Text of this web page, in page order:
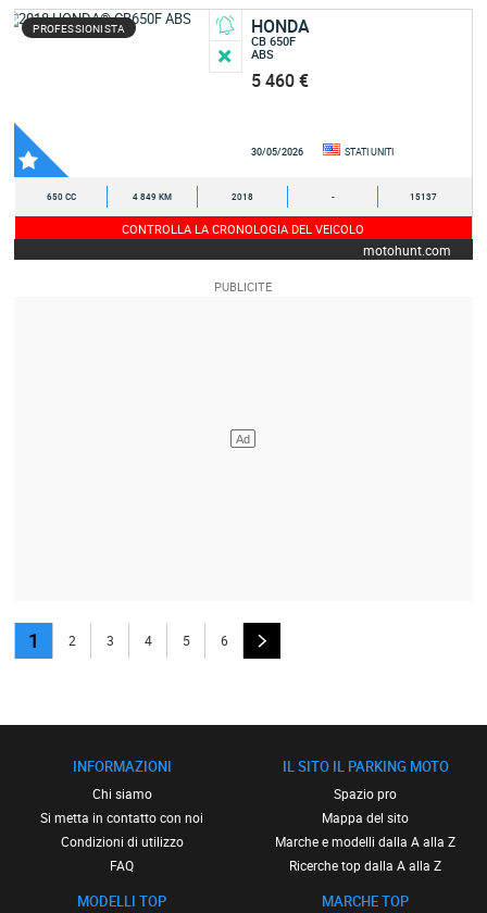
PROFESSIONISTA HONDA
CB 650F
ABS
5 460 €
30/05/2026 STATI UNITI
650 CC 4 849 KM 2018 - 15137
CONTROLLA LA CRONOLOGIA DEL VEICOLO
motohunt.com
1 2 3 4 5 6
INFORMAZIONI
Chi siamo
Si metta in contatto con noi
Condizioni di utilizzo
FAQ
MODELLI TOP
IL SITO IL PARKING MOTO
Spazio pro
Mappa del sito
Marche e modelli dalla A alla Z
Ricerche top dalla A alla Z
MARCHE TOP